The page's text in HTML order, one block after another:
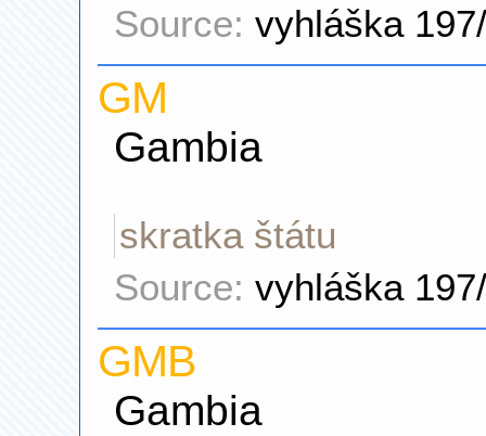
Source: vyhláška
GM
Gambia
skratka štátu
Source: vyhláška
GMB
Gambia